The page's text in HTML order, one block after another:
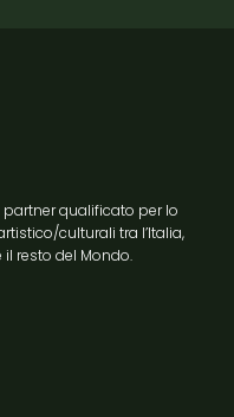
qualificato per lo
culturali tra l’Italia,
il resto del Mondo.